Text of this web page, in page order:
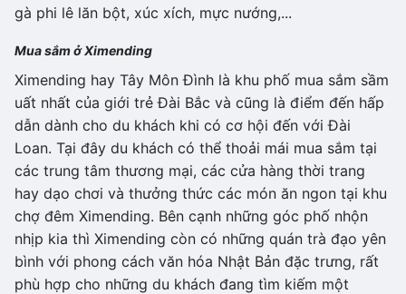
gà phi lê lăn bột, xúc xích, mực nướng,...
Mua sắm ở Ximending
Ximending hay Tây Môn Đình là khu phố mua sắm sầm
uất nhất của giới trẻ Đài Bắc và cũng là điểm đến hấp
dẫn dành cho du khách khi có cơ hội đến với Đài
Loan. Tại đây du khách có thể thoải mái mua sắm tại
các trung tâm thương mại, các cửa hàng thời trang
hay dạo chơi và thưởng thức các món ăn ngon tại khu
chợ đêm Ximending. Bên cạnh những góc phố nhộn
nhịp kia thì Ximending còn có những quán trà đạo yên
bình với phong cách văn hóa Nhật Bản đặc trưng, rất
phù hợp cho những du khách đang tìm kiếm một